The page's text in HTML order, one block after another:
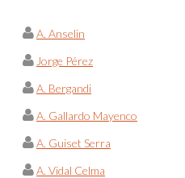
A. Anselin
Jorge Pérez
A. Bergandi
A. Gallardo Mayenco
A. Guiset Serra
A. Vidal Celma